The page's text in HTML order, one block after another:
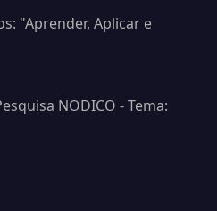
"Aprender, Aplicar e
NODICO - Tema: